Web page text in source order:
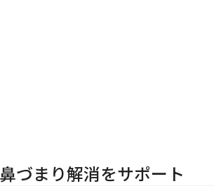
づまり解消をサポート